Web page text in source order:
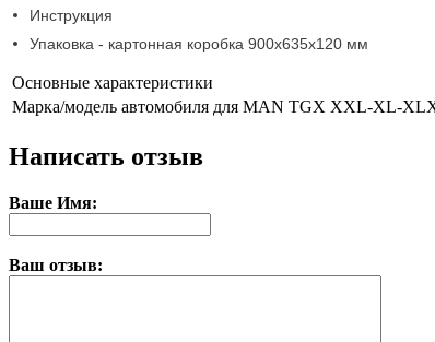
Инструкция
Упаковка - картонная коробка 900х635х120 мм
Основные характеристики
Марка/модель автомобиля для MAN TGX XXL-XL-
Написать отзыв
Ваше Имя:
Ваш отзыв: